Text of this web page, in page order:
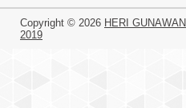
Copyright © 2026 HERI GUNAWAN
2019